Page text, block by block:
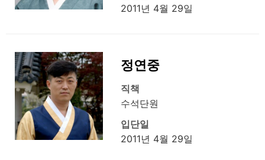
2011년 4월 29일
정연중
직책
수석단원
입단일
2011년 4월 29일